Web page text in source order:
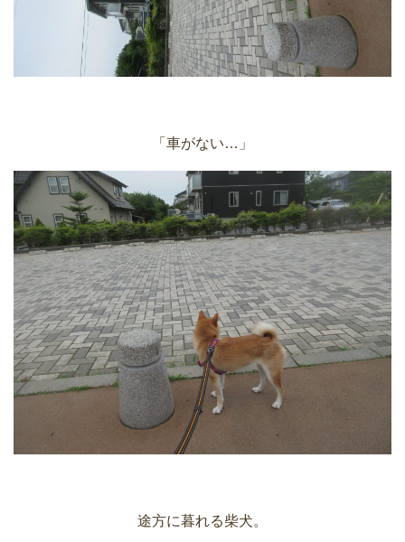
「車がない…」
途方に暮れる柴犬。